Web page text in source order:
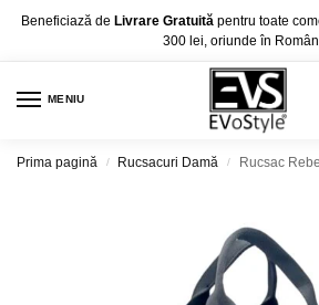
Beneficiază de Livrare Gratuită pentru toate
300 lei, oriunde în
MENIU
Prima pagină / Rucsacuri Damă / Rucsac Rebecca Louise H976